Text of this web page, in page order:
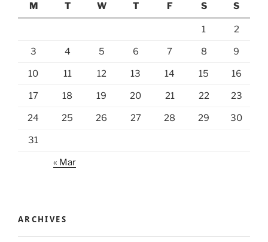
M
T W T F S S
1 2
3 4 5 6 7 8 9
10 11 12 13 14 15 16
17 18 19 20 21 22 23
24 25 26 27 28 29 30
31
« Mar
ARCHIVES